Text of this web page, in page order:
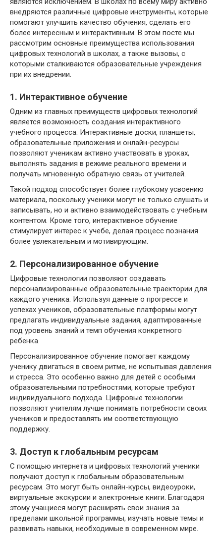
внедряются различные цифровые инструменты, которые
помогают улучшить качество обучения, сделать его
более интересным и интерактивным. В этом посте мы
рассмотрим основные преимущества использования
цифровых технологий в школах, а также вызовы, с
которыми сталкиваются образовательные учреждения
при их внедрении.
1. Интерактивное обучение
Одним из главных преимуществ цифровых технологий
является возможность создания интерактивного
учебного процесса. Интерактивные доски, планшеты,
образовательные приложения и онлайн-ресурсы
позволяют ученикам активно участвовать в уроках,
выполнять задания в режиме реального времени и
получать мгновенную обратную связь от учителей.
Такой подход способствует более глубокому усвоению
материала, поскольку ученики могут не только слушать и
записывать, но и активно взаимодействовать с учебным
контентом. Кроме того, интерактивное обучение
стимулирует интерес к учебе, делая процесс познания
более увлекательным и мотивирующим.
2. Персонализированное обучение
Цифровые технологии позволяют создавать
персонализированные образовательные траектории для
каждого ученика. Используя данные о прогрессе и
успехах учеников, образовательные платформы могут
предлагать индивидуальные задания, адаптированные
под уровень знаний и темп обучения конкретного
ребенка.
Персонализированное обучение помогает каждому
ученику двигаться в своем ритме, не испытывая давления
и стресса. Это особенно важно для детей с особыми
образовательными потребностями, которые требуют
индивидуального подхода. Цифровые технологии
позволяют учителям лучше понимать потребности своих
учеников и предоставлять им соответствующую
поддержку.
3. Доступ к глобальным ресурсам
С помощью интернета и цифровых технологий ученики
получают доступ к глобальным образовательным
ресурсам. Это могут быть онлайн-курсы, видеоуроки,
виртуальные экскурсии и электронные книги. Благодаря
этому учащиеся могут расширять свои знания за
пределами школьной программы, изучать новые темы и
развивать навыки, необходимые в современном мире.